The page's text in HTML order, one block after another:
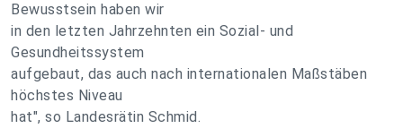
Bewusstsein haben wir
in den letzten Jahrzehnten ein Sozial- und
Gesundheitssystem
aufgebaut, das auch nach internationalen Maßstäben
höchstes Niveau
hat", so Landesrätin Schmid.